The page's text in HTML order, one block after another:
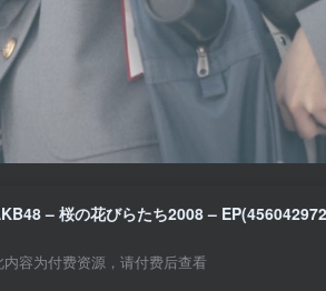
– 桜の花びらたち2008 –
内容为付费资源，请付费后查看